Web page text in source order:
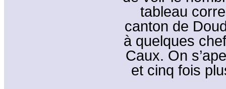
tableau
canton de
à quelques
Caux. On
et cinq fois